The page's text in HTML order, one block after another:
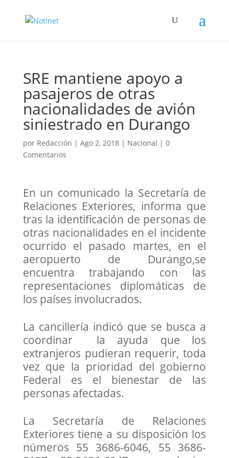
SRE mantiene apoyo a
pasajeros de otras
nacionalidades de avión
siniestrado en Durango
por Redacción | Ago 2, 2018| Nacional | 0
Comentarios
En un comunicado la Secretaría de
Relaciones Exteriores, informa que
tras la identificación de personas de
otras nacionalidades en el incidente
ocurrido el pasado martes, en el
aeropuerto de Durango,se
encuentra trabajando con las
representaciones diplomáticas de
los países involucrados.
La cancillería indicó que se busca a
coordinar la ayuda que los
extranjeros pudieran requerir, toda
vez que la prioridad del gobierno
Federal es el bienestar de las
personas afectadas.
La Secretaría de Relaciones
Exteriores tiene a su disposición los
números 55 3686-6046, 55 3686-